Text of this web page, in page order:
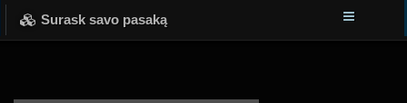
Surask savo pasaką